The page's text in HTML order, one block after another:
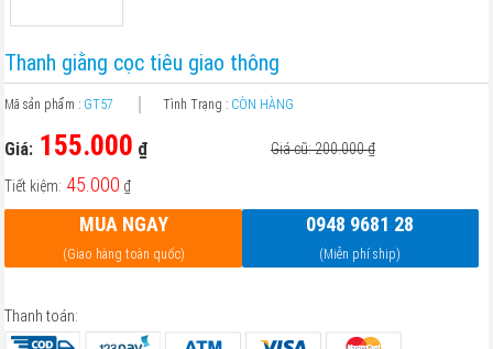
Thanh giằng cọc tiêu giao thông
Mã sản phẩm : GT57 Tình Trạng : CÒN HÀNG
Giá: 155.000 ₫ Giá cũ: 200.000₫
Tiết kiệm: 45.000 ₫
MUA NGAY
(Giao hàng toàn quốc)
0948 9681 28
(Miễn phí ship)
Thanh toán: